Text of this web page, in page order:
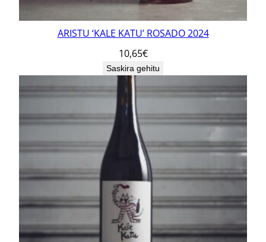
ARISTU ‘KALE KATU’ ROSADO 2024
10,65€
Saskira gehitu